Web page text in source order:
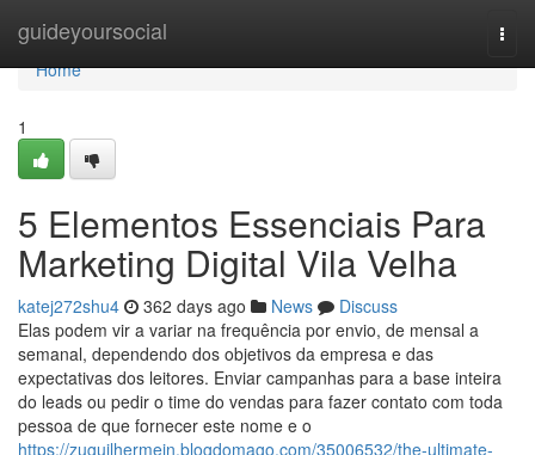
guideyoursocial
Home
Home
1
5 Elementos Essenciais Para
Marketing Digital Vila Velha
katej272shu4 362 days ago News
Discuss
Elas podem vir a variar na frequência por envio, de mensal a
semanal, dependendo dos objetivos da empresa e das
expectativas dos leitores. Enviar campanhas para a base inteira
do leads ou pedir o time do vendas para fazer contato com toda
pessoa de que fornecer este nome e o
https://zuguilhermejn.blogdomago.com/35006532/the-ultimate-